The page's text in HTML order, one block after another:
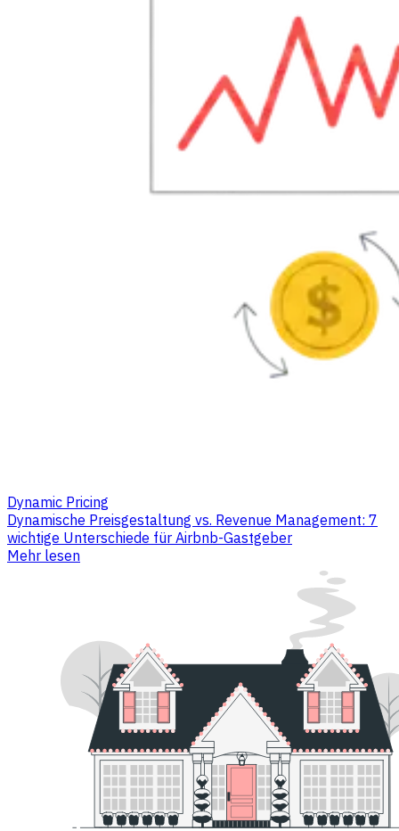
Dynamic Pricing
Dynamische Preisgestaltung vs. Revenue Management: 7
wichtige Unterschiede für Airbnb-Gastgeber
Mehr lesen